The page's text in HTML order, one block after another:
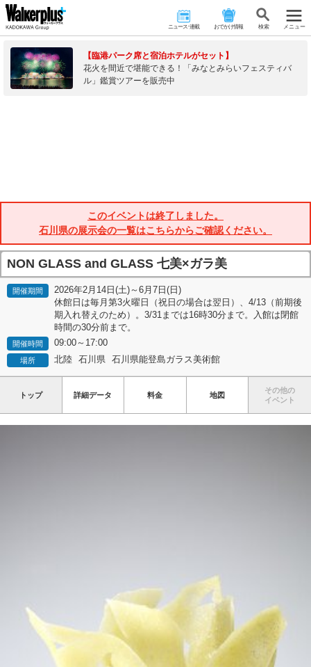
ニュース･連載 おでかけ情報 検 索 メニュー
【臨港パーク席と宿泊ホテルがセット】
花火を間近で堪能できる！「みなとみらいフェスティバ
ル」鑑賞ツアーを販売中
このイベントは終了しました。
石川県の展示会の一覧はこちらからご確認ください。
NON GLASS and GLASS 七美×ガラ美
開催期間
2026年2月14日(土)～6月7日(日)
休館日は毎月第3火曜日（祝日の場合は翌日）、4/13（前期後
期入れ替えのため）。3/31までは16時30分まで。入館は閉館
時間の30分前まで。
開催時間 09:00～17:00
場所 北陸 石川県 石川県能登島ガラス美術館
トップ 詳細データ 料金 地図
その他の
イベント